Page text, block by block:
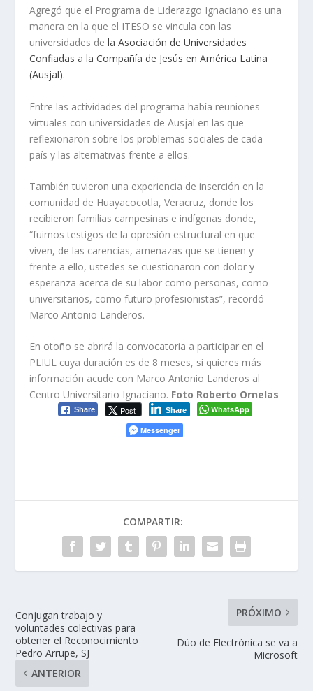
Agregó que el Programa de Liderazgo Ignaciano es una
manera en la que el ITESO se vincula con las
universidades dela Asociación de Universidades
Confiadas a la Compañía de Jesús en América Latina
(Ausjal).
Entre las actividades del programa había reuniones
virtuales con universidades de Ausjal en las que
reflexionaron sobre los problemas sociales de cada
país y las alternativas frente a ellos.
También tuvieron una experiencia de inserción en la
comunidad de Huayacocotla, Veracruz, donde los
recibieron familias campesinas e indígenas donde,
“fuimos testigos de la opresión estructural en que
viven, de las carencias, amenazas que se tienen y
frente a ello, ustedes se cuestionaron con dolor y
esperanza acerca de su labor como personas, como
universitarios, como futuro profesionistas”, recordó
Marco Antonio Landeros.
En otoño se abrirá la convocatoria a participar en el
PLIUL cuya duración es de 8 meses, si quieres más
información acude con Marco Antonio Landeros al
Centro Universitario Ignaciano. Foto Roberto Ornelas
Share Post Share
WhatsApp
Messenger
COMPARTIR:
Conjugan trabajo y
voluntades colectivas para
obtener el Reconocimiento
Pedro Arrupe, SJ
ANTERIOR
PRÓXIMO
Dúo de Electrónica se va a
Microsoft